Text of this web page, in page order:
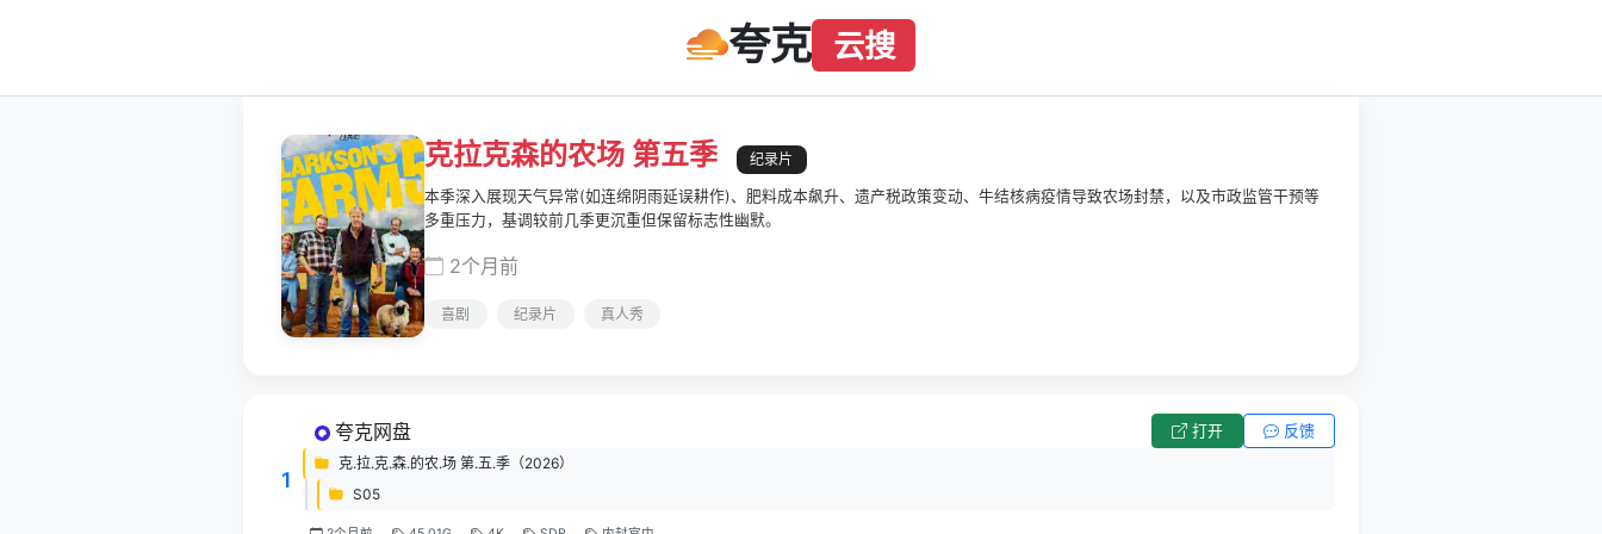
夸克 云搜
克拉克森的农场 第五季 纪录片
本季深入展现天气异常(如连绵阴雨延误耕作)、肥料成本飙升、遗产税政策变动、牛结核病疫情导致农场封禁，以及市政监管干预等
多重压力，基调较前几季更沉重但保留标志性幽默。
2个月前
喜剧 纪录片 真人秀
1
夸克网盘 打开 反馈
克.拉.克.森.的农.场 第.五.季（2026）
S05